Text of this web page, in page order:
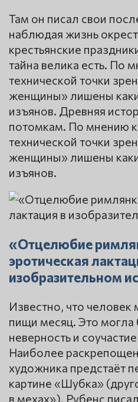
Там он писал свои
наблюдая жизнь
крестьянские
тайна велика есть. По
технической точки
женщины» лишены
изъянов. Древняя
потомкам. По мнению
технической точки
женщины» лишены
изъянов.
«Отцелюбие
эротическая
изобразительном
Известно, что
пищи месяц. Это могла
неверность и
Наиболее
художника предстаёт
картине «Шубка»
в мехах»). Рубенс